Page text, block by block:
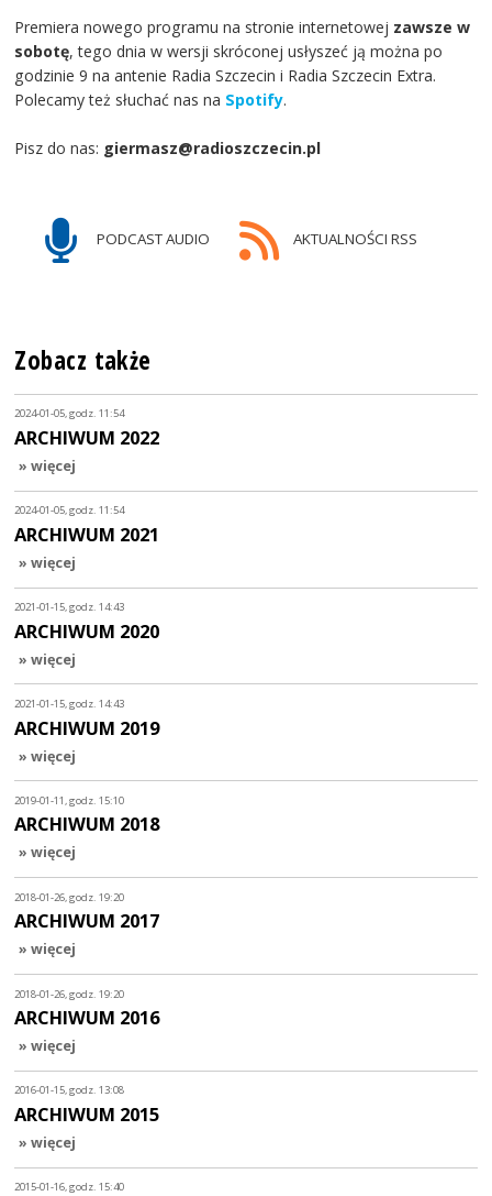
Premiera nowego programu na stronie internetowej zawsze w
sobotę, tego dnia w wersji skróconej usłyszeć ją można po
godzinie 9 na antenie Radia Szczecin i Radia Szczecin Extra.
Polecamy też słuchać nas na Spotify.
Pisz do nas: giermasz@radioszczecin.pl
PODCAST AUDIO AKTUALNOŚCI RSS
Zobacz także
2024-01-05, godz. 11:54
ARCHIWUM 2022
» więcej
2024-01-05, godz. 11:54
ARCHIWUM 2021
» więcej
2021-01-15, godz. 14:43
ARCHIWUM 2020
» więcej
2021-01-15, godz. 14:43
ARCHIWUM 2019
» więcej
2019-01-11, godz. 15:10
ARCHIWUM 2018
» więcej
2018-01-26, godz. 19:20
ARCHIWUM 2017
» więcej
2018-01-26, godz. 19:20
ARCHIWUM 2016
» więcej
2016-01-15, godz. 13:08
ARCHIWUM 2015
» więcej
2015-01-16, godz. 15:40